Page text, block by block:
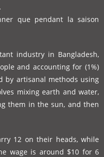
que pendant la saison
industry in Bangladesh,
and accounting for (1%)
by artisanal methods using
mixing earth and water,
them in the sun, and then
12 on their heads, while
wage is around $10 for 6